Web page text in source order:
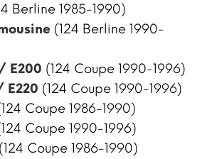
Berline 1985-1990)
(124 Berline 1990-
E200 (124 Coupe 1990-1996)
E220 (124 Coupe 1990-1996)
Coupe 1986-1990)
Coupe 1990-1996)
(124 Coupe 1986-1990)